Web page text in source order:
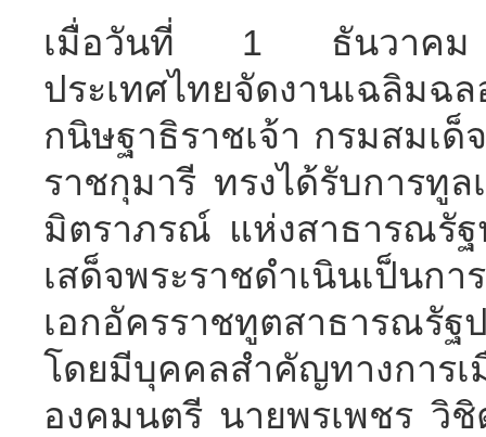
เมื่อวันที่ 1 ธันวาคม ส
ประเทศไทยจัดงานเฉลิมฉ
กนิษฐาธิราชเจ้า กรมสมเ
ราชกุมารี ทรงได้รับการทู
มิตราภรณ์ แห่งสาธารณรัฐ
เสด็จพระราชดำเนิน
เอกอัครราชทูตสาธารณรัฐ
โดยมีบุคคลสำคัญทางกา
องคมนตรี นายพรเพชร วิ